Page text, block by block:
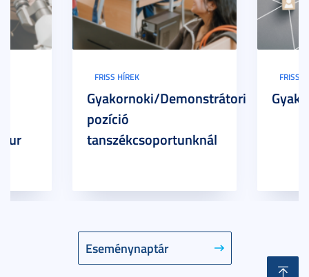
Eseménynaptár
FRISS HÍREK
Gyakornoki/Demonstrátori
pozíció
tanszékcsoportunknál
FRISS